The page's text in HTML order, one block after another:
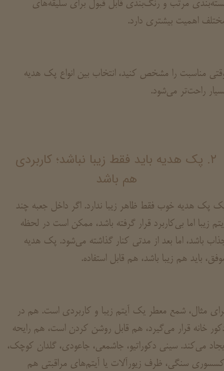
مرتب و رنگ‌بندی قابل قبول برای سلیقه‌های
اهمیت بیشتری دارد.
مناسبت را مشخص کنید، انتخاب بین انواع پک هدیه
راحت‌تر می‌شود.
۲. پک هدیه باید فقط زیبا نباشد؛ کاربردی
هم باشد
پک هدیه خوب فقط ظاهر زیبا ندارد. اگر داخل جعبه چند
زیبا اما بی‌کاربرد قرار گرفته باشد، ممکن است در لحظه
باشد، اما بعد از مدتی کنار گذاشته می‌شود. پک هدیه
باید هم زیبا باشد، هم قابل استفاده.
مثال، شمع معطر یک آیتم زیبا و کاربردی است. هم در
خانه قرار می‌گیرد، هم قابل روشن کردن است، هم رایحه
می‌کند. سینی دکوراتیو، جاشمعی، جاعودی، گلدان کوچک،
سنگی، ظرف زیورآلات یا آیتم‌های مراقبتی هم